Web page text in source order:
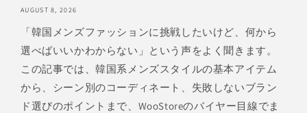
AUGUST 8, 2026
「韓国メンズファッションに挑戦したいけど、何から
選べばいいかわからない」という声をよく聞きます。
この記事では、韓国系メンズスタイルの基本アイテム
から、シーン別のコーディネート、失敗しないブラン
ド選びのポイントまで、WooStoreのバイヤー目線でま